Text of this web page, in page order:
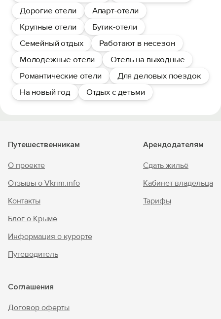
Дорогие отели
Апарт-отели
Крупные отели
Бутик-отели
Семейный отдых
Работают в несезон
Молодежные отели
Отель на выходные
Романтические отели
Для деловых поездок
На новый год
Отдых с детьми
Путешественникам
О проекте
Отзывы о Vkrim.info
Контакты
Блог о Крыме
Информация о курорте
Путеводитель
Арендодателям
Сдать жильё
Кабинет владельца
Тарифы
Соглашения
Договор оферты